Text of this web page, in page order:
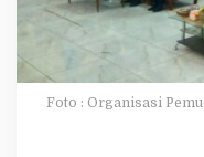
b
k
e
-
d
Foto : Organisasi